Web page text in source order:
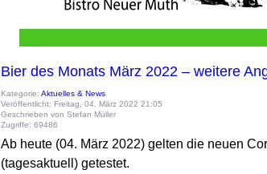
Bier des Monats März 2022 – weitere
Kategorie: Aktuelles & News
Veröffentlicht: Freitag, 04. März 2022 21:05
Geschrieben von Stefan Müller
Zugriffe: 69486
Ab heute (04. März 2022) gelten die neuen
(tagesaktuell) getestet.